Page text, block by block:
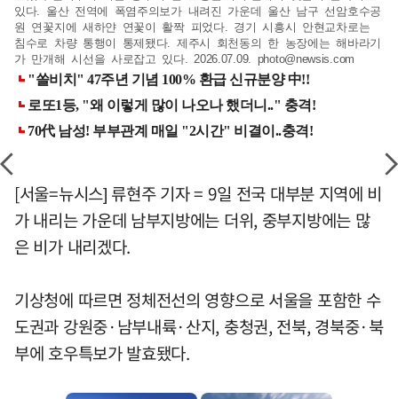
있다. 울산 전역에 폭염주의보가 내려진 가운데 울산 남구 선암호수공
원 연꽃지에 새하얀 연꽃이 활짝 피었다. 경기 시흥시 안현교차로는
침수로 차량 통행이 통제됐다. 제주시 회천동의 한 농장에는 해바라기
가 만개해 시선을 사로잡고 있다. 2026.07.09. photo@newsis.com
[서울=뉴시스] 류현주 기자 = 9일 전국 대부분 지역에 비
가 내리는 가운데 남부지방에는 더위, 중부지방에는 많
은 비가 내리겠다.
기상청에 따르면 정체전선의 영향으로 서울을 포함한 수
도권과 강원중·남부내륙·산지, 충청권, 전북, 경북중·북
부에 호우특보가 발효됐다.